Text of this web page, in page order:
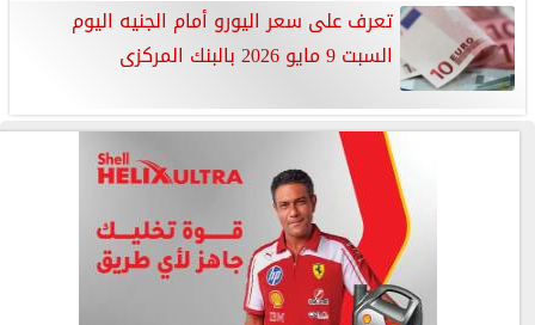
تعرف على سعر اليورو أمام الجنيه اليوم
السبت 9 مايو 2026 بالبنك المركزى